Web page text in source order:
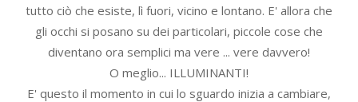
tutto ciò che esiste, lì fuori, vicino e lontano. E' allora che
gli occhi si posano su dei particolari, piccole cose che
diventano ora semplici ma vere ... vere davvero!
O meglio... ILLUMINANTI!
E' questo il momento in cui lo sguardo inizia a cambiare,